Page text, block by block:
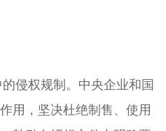
用，坚决杜绝制售、使用